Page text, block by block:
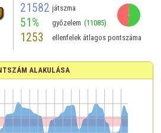
21582 játszma
51% győzelem (11085)
1253 ellenfelek átlagos pontszáma
ALAKULÁSA